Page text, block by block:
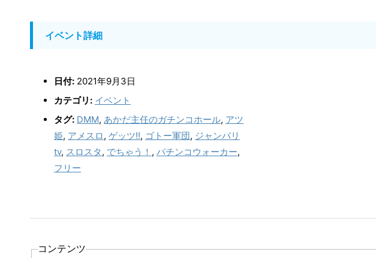
イベント詳細
日付: 2021年9月3日
カテゴリ: イベント
タグ: DMM, あかだ主任のガチンコホール, アツ
姫, アメスロ , ゲッツ!!, ゴトー軍団, ジャンバリ
tv, スロスタ, でちゃう！ , パチンコウォーカー,
フリー
コンテンツ